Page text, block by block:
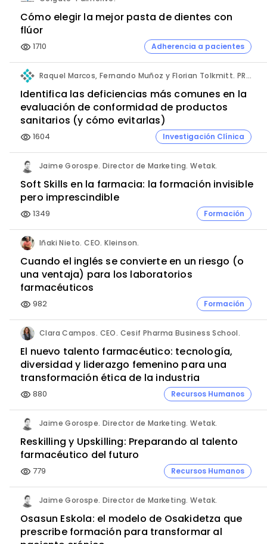
Cómo elegir la mejor pasta de dientes con
flúor
visibility 1710 Adherencia a pacientes
Raquel Marcos, Fernando Muñoz y Florian Tolkmitt. PRO-LIANCE GLOBAL SOLUTIONS GmbH.
Identifica las deficiencias más comunes en la
evaluación de conformidad de productos
sanitarios (y cómo evitarlas)
visibility 1604 Investigación Clínica
Jaime Gorospe. Director de Marketing. Wetak.
Soft Skills en la farmacia: la formación invisible
pero imprescindible
visibility 1349 Formación
Iñaki Nieto. CEO. Kleinson.
Cuando el inglés se convierte en un riesgo (o
una ventaja) para los laboratorios
farmacéuticos
visibility 982 Formación
Clara Campos. CEO. Cesif Pharma Business School.
El nuevo talento farmacéutico: tecnología,
diversidad y liderazgo femenino para una
transformación ética de la industria
visibility 880 Recursos Humanos
Jaime Gorospe. Director de Marketing. Wetak.
Reskilling y Upskilling: Preparando al talento
farmacéutico del futuro
visibility 779 Recursos Humanos
Jaime Gorospe. Director de Marketing. Wetak.
Osasun Eskola: el modelo de Osakidetza que
prescribe formación para transformar al